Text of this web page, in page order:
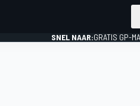
SNEL NAAR:GRATIS GP-